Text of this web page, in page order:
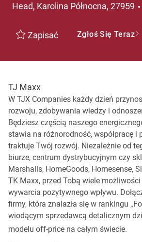
Head, Karolina Północna, 27959
Zapisać Zgłoś Się Teraz
TJ Maxx
W TJX Companies każdy dzień
rozwoju, zdobywania wiedzy i
Będziesz częścią naszego
stawia na różnorodność, współpracę i
traktuje Twój rozwój. Niezależnie od
biurze, centrum dystrybucyjnym czy
Marshalls, HomeGoods, Homesense,
TK Maxx, przed Tobą wiele
wywarcia pozytywnego wpływu.
firmy, która znalazła się w rankingu
wiodącym sprzedawcą detalicznym
modelu off-price na całym świecie.